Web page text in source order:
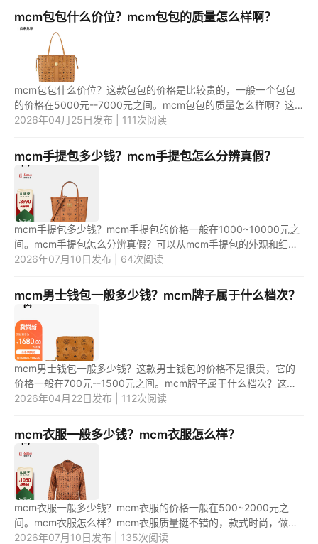
mcm包包什么价位？mcm包包的质量怎么样啊？
mcm包包什么价位？这款包包的价格是比较贵的，一般一个包包
的价格在5000元--7000元之间。mcm包包的质量怎么样啊？这
款包包是一款比较好用的包包产品，值得购买。 1.mcm包包什么
2026年04月25日发布 | 111次阅读
mcm手提包多少钱？mcm手提包怎么分辨真假？
mcm手提包多少钱？mcm手提包的价格一般在1000~10000元之
间。mcm手提包怎么分辨真假？可以从mcm手提包的外观和细节
上来判断真假。 1.mcm手提包多少钱？ mcm是奢侈品品牌，该品
2026年07月10日发布 | 64次阅读
mcm男士钱包一般多少钱？mcm牌子属于什么档次？
mcm男士钱包一般多少钱？这款男士钱包的价格不是很贵，它的
价格一般在700元--1500元之间。mcm牌子属于什么档次？这款
钱包是属于中高端档次的钱包产品，值得购买。 1.mcm男士钱包
2026年04月22日发布 | 112次阅读
mcm衣服一般多少钱？mcm衣服怎么样？
mcm衣服一般多少钱？mcm衣服的价格一般在500~2000元之
间。mcm衣服怎么样？mcm衣服质量挺不错的，款式时尚，做工
精细，面料轻薄透气，贴肤感比较好，舒适度高。 1.mcm衣服一
2026年07月10日发布 | 135次阅读